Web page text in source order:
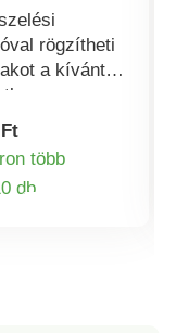
rögzítheti
a kívánt
–
huzat
és bukó-
több
db